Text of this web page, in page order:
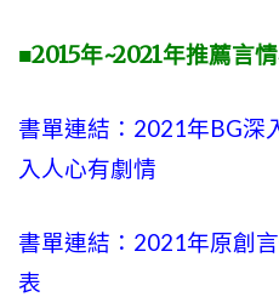
■2015年~2021年推薦言
書單連結：2021年BG深
入人心有劇情
書單連結：2021年原創
表